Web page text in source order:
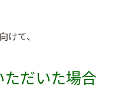
けて、
だいた場合